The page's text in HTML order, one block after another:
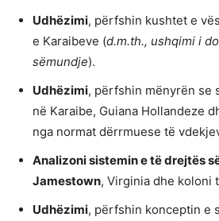
Udhëzimi, përfshin kushtet e
e Karaibeve (d.m.th., ushqimi i
sëmundje).
Udhëzimi, përfshin mënyrën se
në Karaibe, Guiana Hollandeze
nga normat dërrmuese të
Analizoni sistemin e të drejtës
Jamestown, Virginia dhe koloni
Udhëzimi, përfshin konceptin e